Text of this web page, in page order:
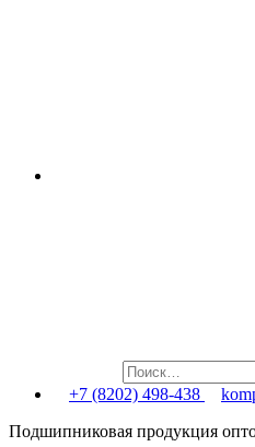
+7 (8202) 498-438
Подшипниковая продукция